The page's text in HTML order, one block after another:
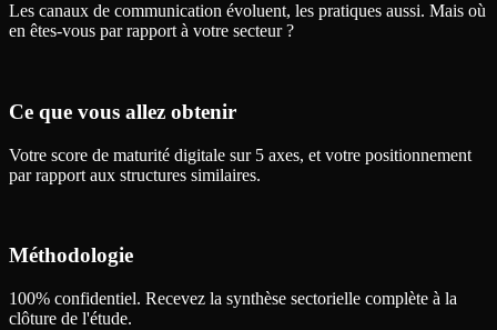
Les canaux de communication évoluent, les pratiques aussi. Mais où
en êtes-vous par rapport à votre secteur ?
Ce que vous allez obtenir
Votre score de maturité digitale sur 5 axes, et votre positionnement
par rapport aux structures similaires.
Méthodologie
100% confidentiel. Recevez la synthèse sectorielle complète à la
clôture de l'étude.